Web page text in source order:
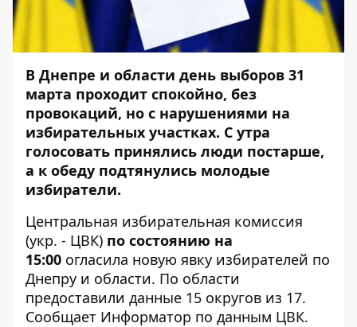
В Днепре и области день выборов 31
марта проходит спокойно, без
провокаций, но с нарушениями на
избирательных участках. С утра
голосовать принялись люди постарше,
а к обеду подтянулись молодые
избиратели.
Центральная избирательная комиссия
(укр. - ЦВК) по состоянию на
15:00 огласила новую явку избирателей по
Днепру и области. По области
предоставили данные 15 округов из 17.
Сообщает Информатор по данным ЦВК.